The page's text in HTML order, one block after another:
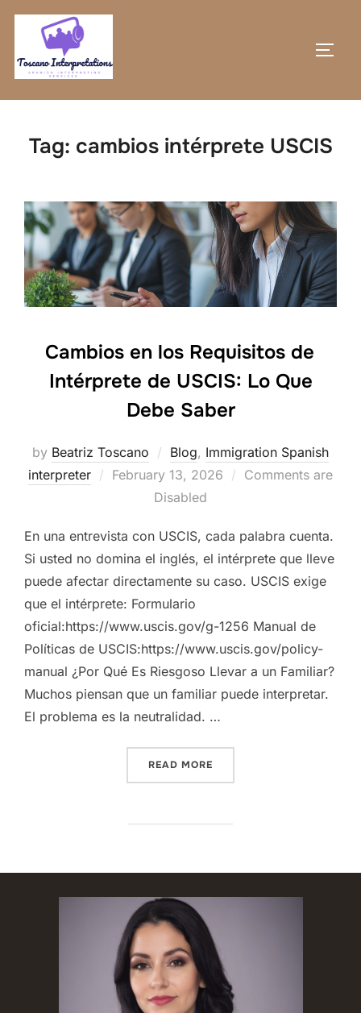
Skip
content
Tag: cambios intérprete USCIS
Cambios en los Requisitos de
Intérprete de USCIS: Lo Que
Debe Saber
by Beatriz Toscano Blog, Immigration Spanish
interpreter
Posted
February 13, 2026
Comments are
Disabled
En una entrevista con USCIS, cada palabra cuenta.
Si usted no domina el inglés, el intérprete que lleve
puede afectar directamente su caso. USCIS exige
que el intérprete: Formulario
oficial:https://www.uscis.gov/g-1256 Manual de
Políticas de USCIS:https://www.uscis.gov/policy-
manual ¿Por Qué Es Riesgoso Llevar a un Familiar?
Muchos piensan que un familiar puede interpretar.
El problema es la neutralidad. …
READ MORE